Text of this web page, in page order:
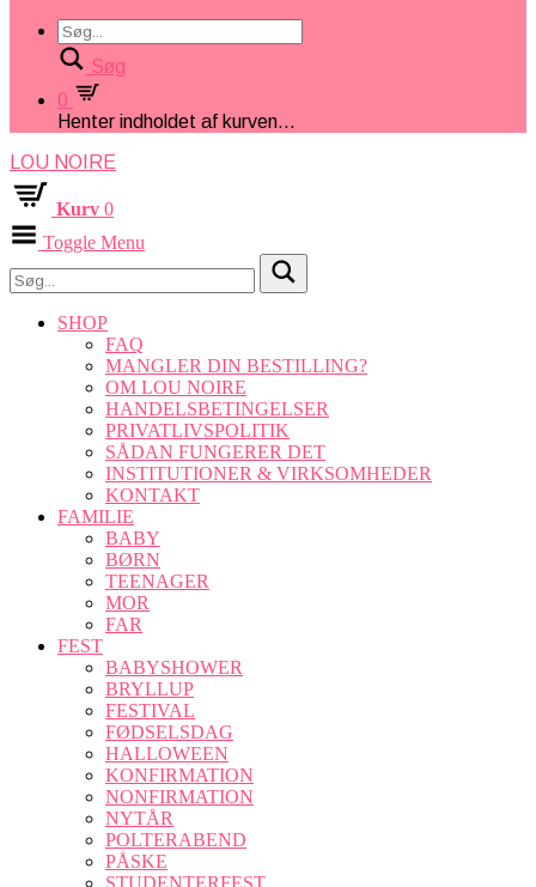
Søg
0
Henter indholdet af kurven...
LOU NOIRE
Kurv 0
Toggle Menu
SHOP
FAQ
MANGLER DIN BESTILLING?
OM LOU NOIRE
HANDELSBETINGELSER
PRIVATLIVSPOLITIK
SÅDAN FUNGERER DET
INSTITUTIONER & VIRKSOMHEDER
KONTAKT
FAMILIE
BABY
BØRN
TEENAGER
MOR
FAR
FEST
BABYSHOWER
BRYLLUP
FESTIVAL
FØDSELSDAG
HALLOWEEN
KONFIRMATION
NONFIRMATION
NYTÅR
POLTERABEND
PÅSKE
STUDENTERFEST